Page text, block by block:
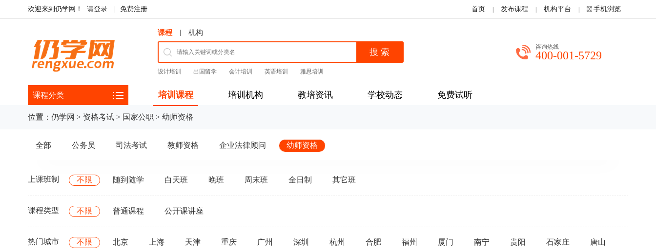
欢迎来到仍学网！ 请登录 免费注册 首页 发布课程 机构平台 手机浏览
课程 | 机构
设计培训 出国留学 会计培训 英语培训 雅思培训
咨询热线
400-001-5729
课程分类 培训课程 培训机构 教培资讯 学校动态 免费试听
位置： 仍学网 > 资格考试 > 国家公职 > 幼师资格
全部 公务员 司法考试 教师资格 企业法律顾问 幼师资格
上课班制 不限 随到随学 白天班 晚班 周末班 全日制 其它班
课程类型 不限 普通课程 公开课讲座
热门城市 不限 北京 上海 天津 重庆 广州 深圳 杭州 合肥 福州 厦门 南宁 贵阳 石家庄 唐山